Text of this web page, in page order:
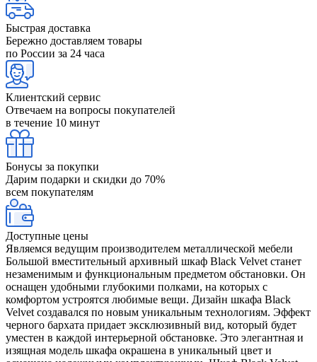
Быстрая доставка
Бережно доставляем товары
по России за 24 часа
Клиентский сервис
Отвечаем на вопросы покупателей
в течение 10 минут
Бонусы за покупки
Дарим подарки и скидки до 70%
всем покупателям
Доступные цены
Являемся ведущим производителем металлической мебели
Большой вместительный архивный шкаф Black Velvet станет
незаменимым и функциональным предметом обстановки. Он
оснащен удобными глубокими полками, на которых с
комфортом устроятся любимые вещи. Дизайн шкафа Black
Velvet создавался по новым уникальным технологиям. Эффект
черного бархата придает эксклюзивный вид, который будет
уместен в каждой интерьерной обстановке. Это элегантная и
изящная модель шкафа окрашена в уникальный цвет и